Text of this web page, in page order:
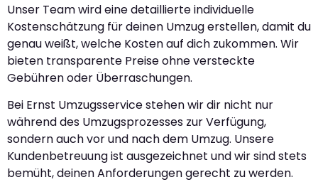
Unser Team wird eine detaillierte individuelle
Kostenschätzung für deinen Umzug erstellen, damit du
genau weißt, welche Kosten auf dich zukommen. Wir
bieten transparente Preise ohne versteckte
Gebühren oder Überraschungen.
Bei Ernst Umzugsservice stehen wir dir nicht nur
während des Umzugsprozesses zur Verfügung,
sondern auch vor und nach dem Umzug. Unsere
Kundenbetreuung ist ausgezeichnet und wir sind stets
bemüht, deinen Anforderungen gerecht zu werden.